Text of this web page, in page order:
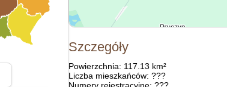
Szczegóły
Powierzchnia: 117.13 km²
Liczba mieszkańców: ???
Numery rejestracyjne: ???